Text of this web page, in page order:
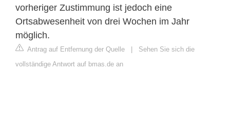
vorheriger Zustimmung ist jedoch eine
Ortsabwesenheit von drei Wochen im Jahr
möglich.
Antrag auf Entfernung der Quelle
Sehen Sie sich die
vollständige Antwort auf bmas.de an